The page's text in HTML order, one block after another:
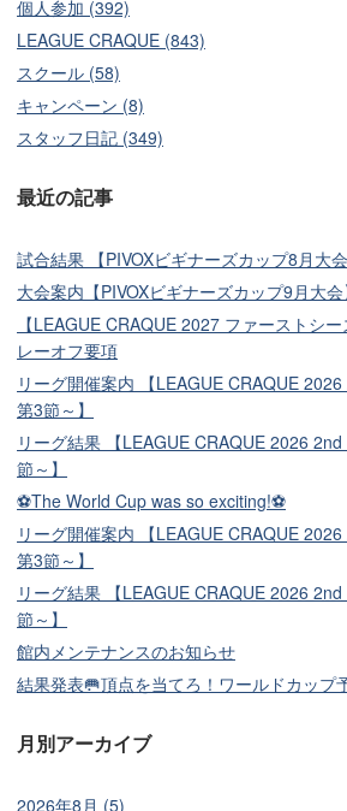
個人参加 (392)
LEAGUE CRAQUE (843)
スクール (58)
キャンペーン (8)
スタッフ日記 (349)
最近の記事
試合結果 【PIVOXビギナーズカップ8月大会
大会案内【PIVOXビギナーズカップ9月大会
【LEAGUE CRAQUE 2027 ファーストシ
レーオフ要項
リーグ開催案内 【LEAGUE CRAQUE
第3節～】
リーグ結果 【LEAGUE CRAQUE 2026
節～】
⚽The World Cup was so exciting!⚽
リーグ開催案内 【LEAGUE CRAQUE
第3節～】
リーグ結果 【LEAGUE CRAQUE 2026
節～】
館内メンテナンスのお知らせ
結果発表🥅頂点を当てろ！ワールドカップ
月別アーカイブ
2026年8月 (5)